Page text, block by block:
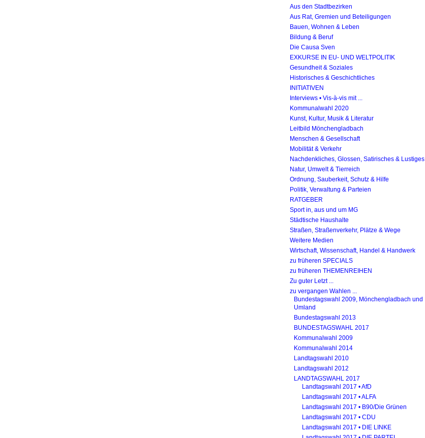
Aus den Stadtbezirken
Aus Rat, Gremien und Beteiligungen
Bauen, Wohnen & Leben
Bildung & Beruf
Die Causa Sven
EXKURSE IN EU- UND WELTPOLITIK
Gesundheit & Soziales
Historisches & Geschichtliches
INITIATIVEN
Interviews • Vis-à-vis mit ...
Kommunalwahl 2020
Kunst, Kultur, Musik & Literatur
Leitbild Mönchengladbach
Menschen & Gesellschaft
Mobilität & Verkehr
Nachdenkliches, Glossen, Satirisches & Lustiges
Natur, Umwelt & Tierreich
Ordnung, Sauberkeit, Schutz & Hilfe
Politik, Verwaltung & Parteien
RATGEBER
Sport in, aus und um MG
Städtische Haushalte
Straßen, Straßenverkehr, Plätze & Wege
Weitere Medien
Wirtschaft, Wissenschaft, Handel & Handwerk
zu früheren SPECIALS
zu früheren THEMENREIHEN
Zu guter Letzt ...
zu vergangen Wahlen ...
Bundestagswahl 2009, Mönchengladbach und
Umland
Bundestagswahl 2013
BUNDESTAGSWAHL 2017
Kommunalwahl 2009
Kommunalwahl 2014
Landtagswahl 2010
Landtagswahl 2012
LANDTAGSWAHL 2017
Landtagswahl 2017 • AfD
Landtagswahl 2017 • ALFA
Landtagswahl 2017 • B90/Die Grünen
Landtagswahl 2017 • CDU
Landtagswahl 2017 • DIE LINKE